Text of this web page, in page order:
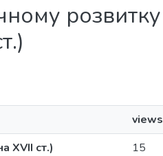
розвитку
views
XVII ст.)
15